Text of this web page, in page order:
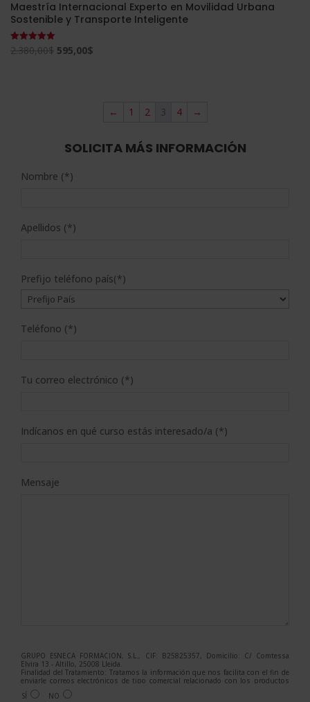
Maestría Internacional Experto en Movilidad Urbana
Sostenible y Transporte Inteligente
Valorado
con
2.380,00$ El
595,00$
595,00$.
← 1 2 3 4 →
SOLICITA MÁS INFORMACIÓN
Nombre (*)
Apellidos (*)
Prefijo teléfono país(*)
Teléfono (*)
Tu correo electrónico (*)
Indícanos en qué curso estás interesado/a (*)
Mensaje
GRUPO ESNECA FORMACIÓN, S.L., CIF: B25825357, Domicilio: C/ Comtessa
Elvira 13 - Altillo, 25008 Lleida.
Finalidad del Tratamiento: Tratamos la información que nos facilita con el fin de
enviarle correos electrónicos de tipo comercial relacionado con los productos
ofrecidos y otros tipo de productos que fueran de su interés.
Legitimación del tratamiento: Consentimiento del interesado.
SÍ NO